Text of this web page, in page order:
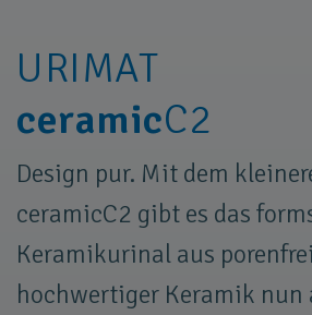
URIMAT
ceramicC2
Design pur. Mit dem
ceramicC2 gibt es das
Keramikurinal aus
hochwertiger Keramik nun